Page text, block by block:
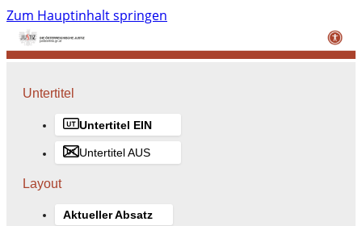
Zum Hauptinhalt springen
Untertitel
Untertitel EIN
Untertitel AUS
Layout
Aktueller Absatz